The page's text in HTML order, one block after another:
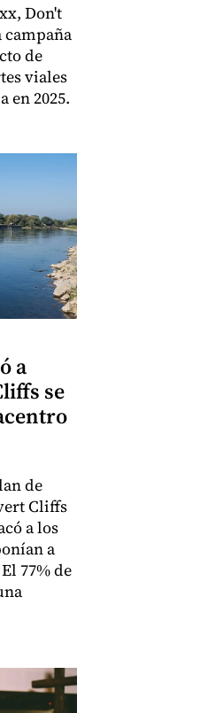
Don't
de
viales
en 2025.
a
se
de
Cliffs
a los
a
77% de